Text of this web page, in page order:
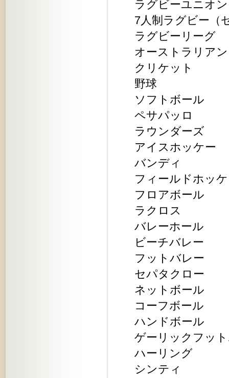
ラグビーユニオン
7人制ラグビー（
ラグビーリーグ
オーストラリア
クリケット
野球
ソフトボール
ペサパッロ
ラウンダーズ
アイスホッケー
バンディ
フィールドホッ
フロアボール
ラクロス
バレーホール
ビーチバレー
フットバレー
セパタクロー
ネットボール
コーフボール
ハンドボール
ゲーリックフッ
ハーリング
シンティ